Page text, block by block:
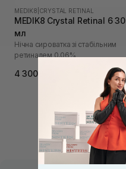
MEDIK8 CRYSTAL RETINAL
MEDIK8 Crystal Retinal 6 30
мл
Нічна сироватка зі стабільним
ретиналем 0,06%
4 300₴